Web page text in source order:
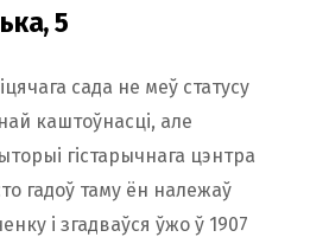
5
сада не меў статусу
каштоўнасці, але
гістарычнага цэнтра
гадоў таму ён належаў
і згадваўся ўжо ў 1907